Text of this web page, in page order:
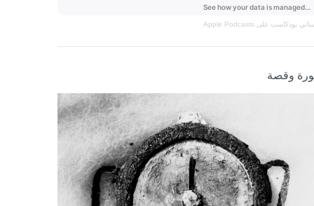
بودكاست على Apple Podcasts
وقصة